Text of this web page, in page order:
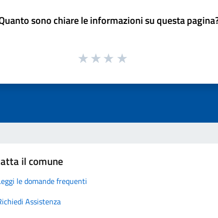
sono chiare le informazioni su questa
il comune
le domande frequenti
Assistenza